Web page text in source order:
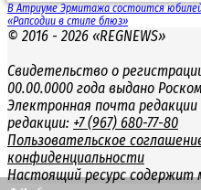
В Атриуме Эрмитажа состоится
«Рапсодии в стиле блюз»
© 2016 - 2026 «REGNEWS»
Свидетельство о
00.00.0000 года выдано
Электронная почта редакции
редакции: +7 (967) 680-77-80
Пользовательское
конфиденциальности
Настоящий ресурс содержит